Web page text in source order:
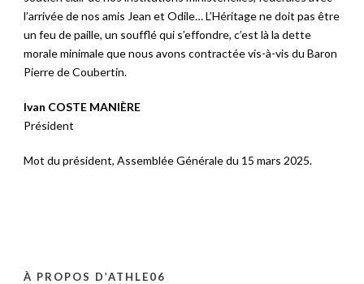
l’arrivée de nos amis Jean et Odile… L’Héritage ne doit pas être
un feu de paille, un soufflé qui s’effondre, c’est là la dette
morale minimale que nous avons contractée vis-à-vis du Baron
Pierre de Coubertin.
Ivan COSTE MANIÈRE
Président
Mot du président, Assemblée Générale du 15 mars 2025.
À PROPOS D’ATHLE06